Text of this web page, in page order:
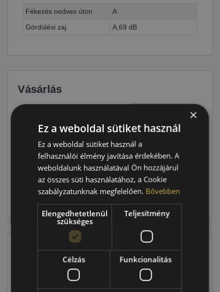
Fékezés nedves úton
A
Gördülési zaj
A,69 dB
Vásárlás
102 490 Ft
409 960 Ft
EU-s abroncscímke
×
Ez a weboldal sütiket használ
Ez a weboldal sütiket használ a
felhasználói élmény javítása érdekében. A
weboldalunk használatával Ön hozzájárul
az összes süti használatához, a Cookie
szabályzatunknak megfelelően. Bővebben
Elengedhetetlenül
szükséges
Teljesítmény
Célzás Funkcionalitás